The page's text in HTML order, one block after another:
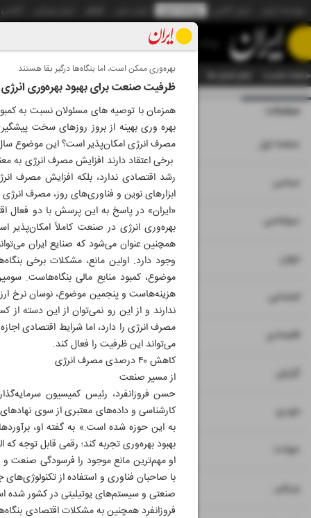
صفحه نخست تمام ویژه نامه ها آرشیو سازمان آگهی‌ها
بهره‌وری ممکن است، اما بنگاه‌ها درگیر بقا هستند
ظرفیت صنعت برای بهبود بهره‌وری انرژی
همزمان با توصیه های مسئولان نسبت به
بهره وری بهینه از بروز روزهای سخت
مصرف انرژی امکان‌پذیر است؟ این موضوع
برخی اعتقاد دارند افزایش مصرف انرژی به
رشد اقتصادی ندارد، بلکه افزایش مصرف
ابزارهای نوین و فناوری‌های روز، مصرف
«ایران» در پاسخ به این پرسش با دو
بهره‌وری انرژی در صنعت کاملاً
وجود دارد. اولین مانع، مشکلات برخی
موضوع، کمبود منابع مالی بنگاه‌هاست.
هزینه‌هاست و پنجمین موضوع، نوسان نرخ
ندارند و از این رو نمی‌توان از این دسته
مصرف انرژی را دارد، اما شرایط اقتصادی
می‌تواند این ظرفیت را فعال کند.
کاهش ۴۰ درصدی مصرف انرژی
از مسیر صنعت
حسن فروزانفرد، رئیس کمیسیون
کارشناسی و داده‌های معتبری از سوی
بهبود بهره‌وری تجربه کند؛ رقمی قابل توجه
او مهم‌ترین مانع موجود را فرسودگی صنعت و
با صاحبان فناوری و استفاده از
صنعتی و سیستم‌های یوتیلیتی در کشور شده
فروزانفرد همچنین به مشکلات اقتصادی
صفحات
صفحه اول ۱
سیاسی ۲ ۳
دیپلماسی ۴
جهان ۵
اجتماعی ۶
اقتصادی ۷ ۸
گزارش ۹
خودرو ۱۰
حوادث ۱۱
ورزشی ۱۲
شماره نه هزار و